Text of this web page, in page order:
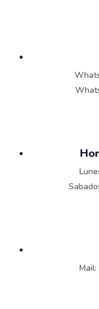
Mail: